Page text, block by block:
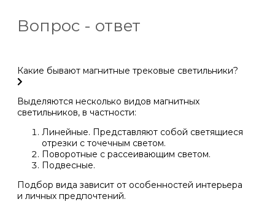
Вопрос - ответ
Какие бывают магнитные трековые светильники?
Выделяются несколько видов магнитных
светильников, в частности:
Линейные. Представляют собой светящиеся
отрезки с точечным светом.
Поворотные с рассеивающим светом.
Подвесные.
Подбор вида зависит от особенностей интерьера
и личных предпочтений.